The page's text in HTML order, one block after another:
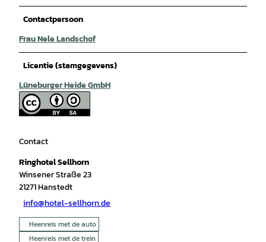
Contactpersoon
Frau Nele Landschof
Licentie (stamgegevens)
Lüneburger Heide GmbH
Contact
Ringhotel Sellhorn
Winsener Straße 23
21271Hanstedt
info@hotel-sellhorn.de
Heenreis met de auto
Heenreis met de trein